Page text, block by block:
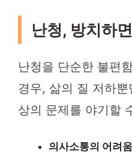
난청, 방치하
난청을 단순한 불편
경우, 삶의 질 저하
상의 문제를 야기할
의사소통의 어려